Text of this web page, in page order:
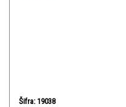
Šifra: 19038